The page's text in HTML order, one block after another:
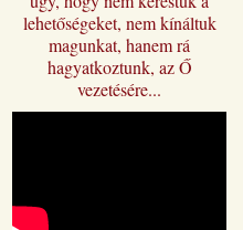
lehetőségeket, nem kínáltuk
magunkat, hanem rá
hagyatkoztunk, az Ő
vezetésére...